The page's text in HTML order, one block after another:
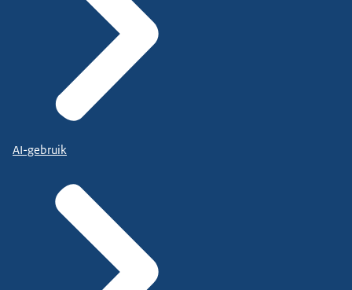
AI-gebruik